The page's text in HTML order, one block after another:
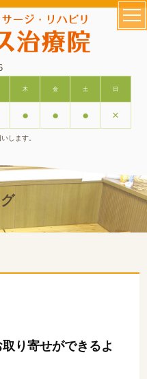
木 金 土 日
● ● ● ×
します。
り寄せができるよ